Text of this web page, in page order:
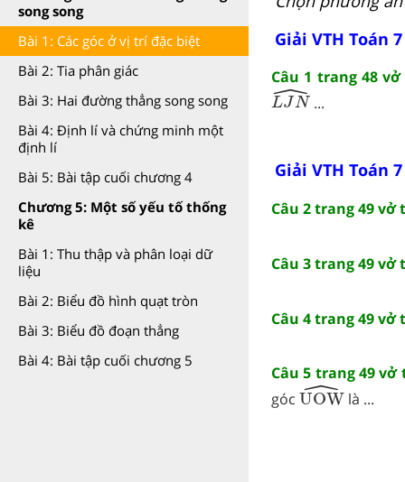
song song
Bài 1: Các góc ở vị trí đặc biệt
Bài 2: Tia phân giác
Bài 3: Hai đường thẳng song song
Bài 4: Định lí và chứng minh một
định lí
Bài 5: Bài tập cuối chương 4
Chương 5: Một số yếu tố thống
kê
Bài 1: Thu thập và phân loại dữ
liệu
Bài 2: Biểu đồ hình quạt tròn
Bài 3: Biểu đồ đoạn thẳng
Bài 4: Bài tập cuối chương 5
Giải VTH Toán
Câu 1 trang 48
ˆ
LJN
LJN^
...
Giải VTH Toán
Câu 2 trang 49 vở
Câu 3 trang 49 vở
Câu 4 trang 49 vở
Câu 5 trang 49 vở
góc ˆ
UOW
UOW^
là ...